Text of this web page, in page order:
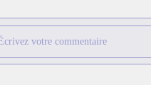
Écrivez votre commentaire